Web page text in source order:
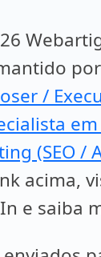
por
/
(SEO /
acima,
e saiba